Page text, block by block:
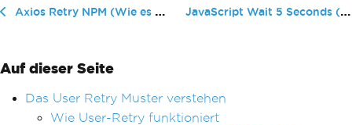
Axios Retry NPM (Wie es für Entwickler funktioniert) JavaScript Wait 5 Seconds (Wie es f...
Auf dieser Seite
Das User Retry Muster verstehen
Wie User-Retry funktioniert